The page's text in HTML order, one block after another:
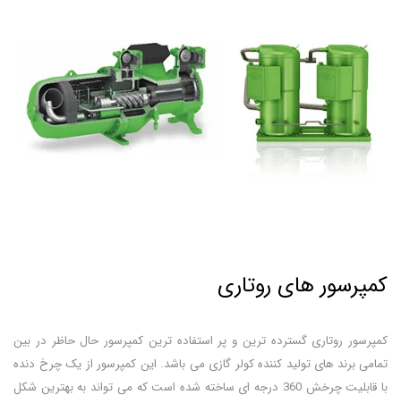
کمپرسور های روتاری
کمپرسور روتاری گسترده ترین و پر استفاده ترین کمپرسور حال حاظر در بین
تمامی برند های تولید کننده کولر گازی می باشد. این کمپرسور از یک چرخ دنده
با قابلیت چرخش 360 درجه ای ساخته شده است که می تواند به بهترین شکل